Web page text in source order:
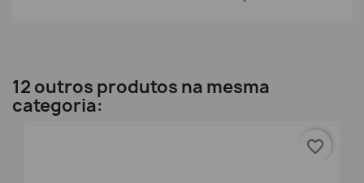
12 outros produtos na mesma
categoria:
favorite_border